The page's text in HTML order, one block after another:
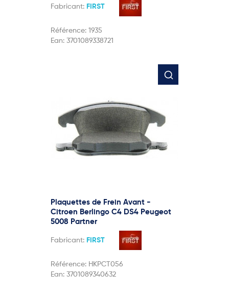
Fabricant: FIRST
Référence: 1935
Ean: 3701089338721
Plaquettes de Frein Avant -
Citroen Berlingo C4 DS4 Peugeot
5008 Partner
Fabricant: FIRST
Référence: HKPCT056
Ean: 3701089340632